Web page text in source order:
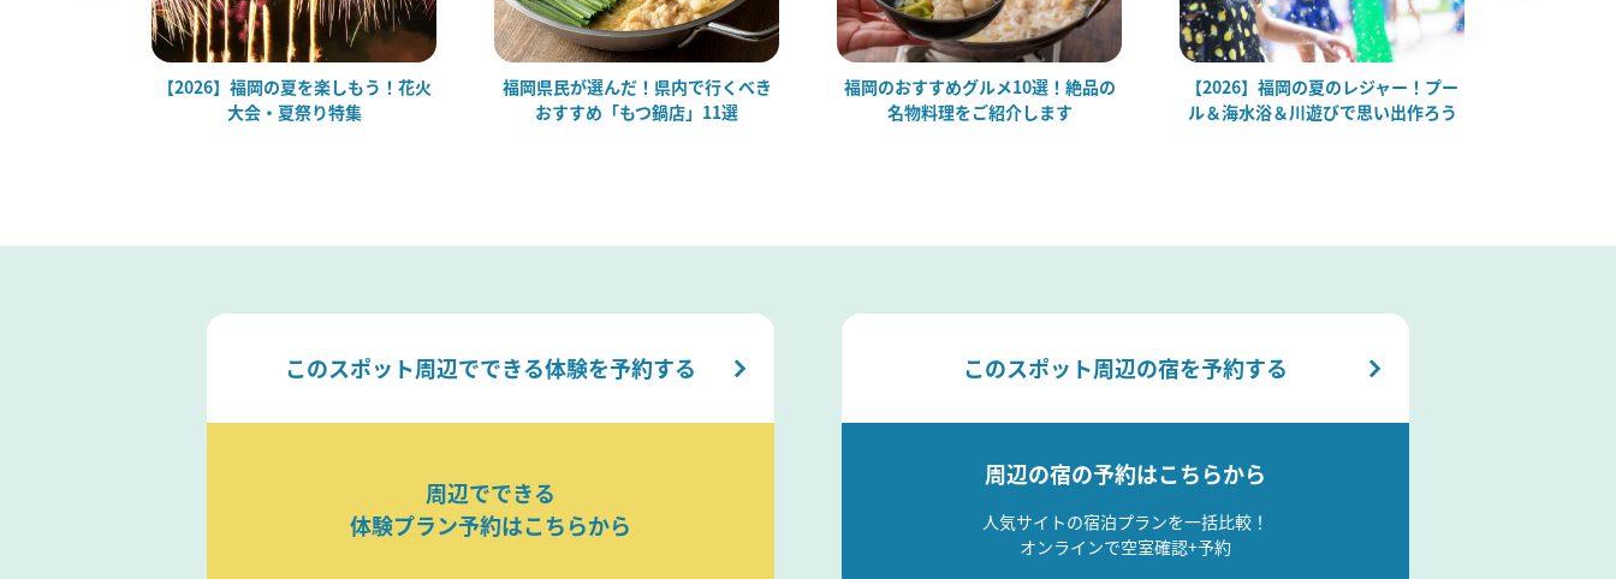
【2026】福岡の夏を楽しもう！花火
大会・夏祭り特集
福岡県民が選んだ！県内で行くべき
おすすめ「もつ鍋店」11選
福岡のおすすめグルメ10選！絶品の
名物料理をご紹介します
【2026】福岡の夏のレジャー！プー
ル＆海水浴＆川遊びで思い出作ろう
このスポット周辺でできる体験を予約する
周辺でできる
体験プラン予約はこちらから
このスポット周辺の宿を予約する
周辺の宿の予約はこちらから
人気サイトの宿泊プランを一括比較！
オンラインで空室確認+予約